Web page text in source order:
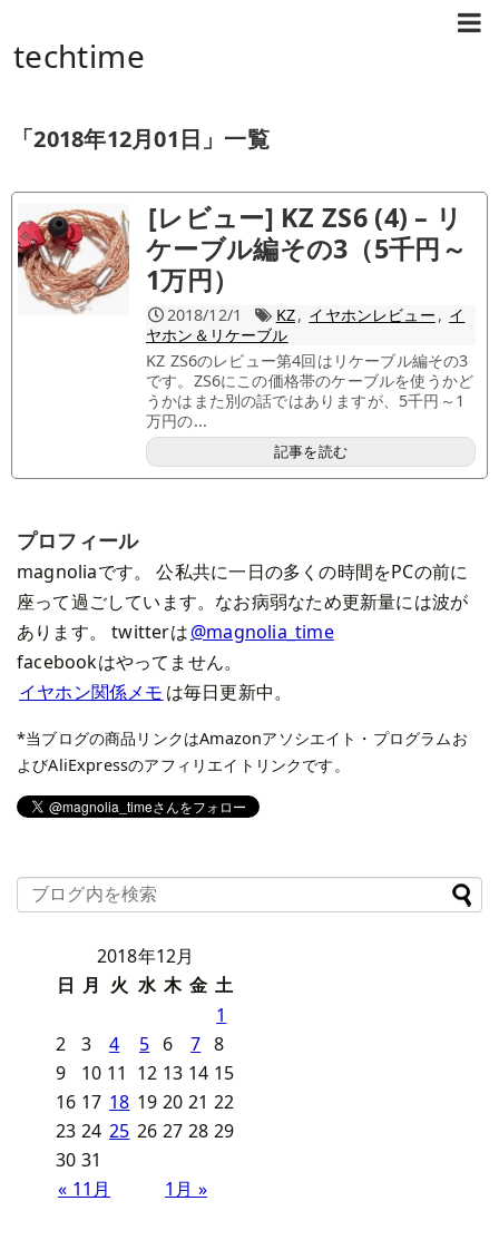
techtime
「2018年12月01日 」 一覧
[レビュー] KZ ZS6 (4) – リ
ケーブル編その3（5千円～
1万円）
2018/12/1 KZ, イヤホンレビュー , イ
ヤホン＆リケーブル
KZ ZS6のレビュー第4回はリケーブル編その3
です。ZS6にこの価格帯のケーブルを使うかど
うかはまた別の話ではありますが、5千円～1
万円の...
記事を読む
プロフィール
magnoliaです。 公私共に一日の多くの時間をPCの前に
座って過ごしています。なお病弱なため更新量には波が
あります。 twitterは@magnolia_time
facebookはやってません。
イヤホン関係メモ は毎日更新中。
*当ブログの商品リンクはAmazonアソシエイト・プログラムお
よびAliExpressのアフィリエイトリンクです。
2018年12月
日 月 火 水 木 金 土
« 11月 1月 »
1
2
3 4 5 6 7 8
9
10 11 12 13 14 15
16 17 18 19 20 21 22
23 24 25 26 27 28 29
30 31